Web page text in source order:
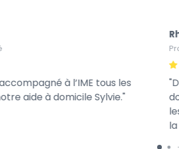
à l’IME tous les
aide à domicile Sylvie.